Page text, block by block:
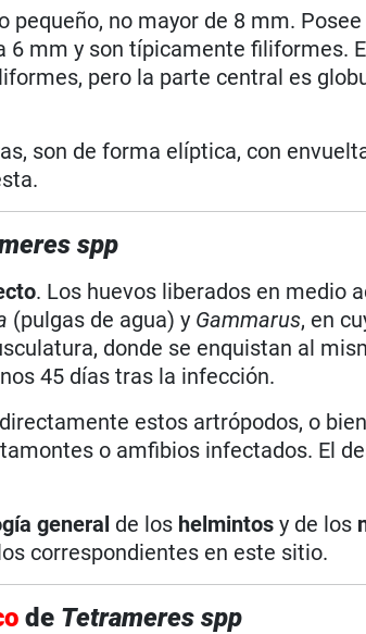
pequeño, no mayor de 8 mm.
6 mm y son típicamente filiformes.
pero la parte central es
son de forma elíptica, con
spp
. Los huevos liberados en medio
(pulgas de agua) y Gammarus, en
donde se enquistan al
45 días tras la infección.
estos artrópodos, o
o amfibios infectados. El
general de los helmintos y de los
correspondientes en este sitio.
de Tetrameres spp